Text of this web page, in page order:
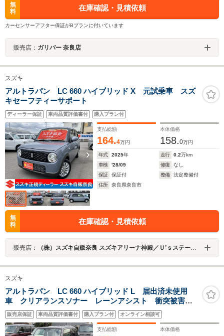
無
料
在庫確認・見積依頼
カーセンサーアフター保証がBプランに付いています
販売店： ガリバー 奈良店
スズキ
アルトラパン LC 660 ハイブリッド X 元試乗車 スズ
キセーフティーサポート
ディーラー保証 車両品質評価書付 購入プラン付
支払総額
164.4万円
本体価格
158.0万円
年式 2025年 走行 0.2万km
車検
'28/09 修復
なし
保証
保証付 整備
法定整備付
住所
奈良県奈良市
無
料
在庫確認・見積依頼
販売店： （株）スズキ自販奈良 スズキアリーナ神殿／Ｕ’ｓステーション神殿
スズキ
アルトラパン LC 660 ハイブリッド L 届出済未使用
車 クリアランスソナー レーンアシスト 衝突被害軽
減システム オートライト LEDヘッドランプ スマー
トキー アイドリングストップ 電動格納ミラー シー
トヒーター ベンチシート CVT
販売店保証 車両品質評価書付 購入プラン付 オンライン相談可
支払総額 本体価格